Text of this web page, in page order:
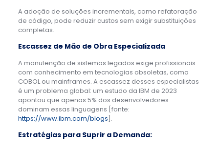
A adoção de soluções incrementais, como refatoração
de código, pode reduzir custos sem exigir substituições
completas.
Escassez de Mão de Obra Especializada
A manutenção de sistemas legados exige profissionais
com conhecimento em tecnologias obsoletas, como
COBOL ou mainframes. A escassez desses especialistas
é um problema global: um estudo da IBM de 2023
apontou que apenas 5% dos desenvolvedores
dominam essas linguagens [fonte:
https://www.ibm.com/blogs].
Estratégias para Suprir a Demanda: